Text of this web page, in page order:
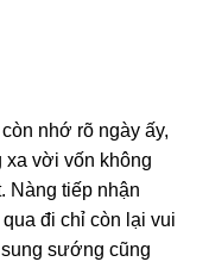
nhớ rõ ngày ấy,
xa vời vốn không
Nàng tiếp nhận
đi chỉ còn lại vui
sướng cũng